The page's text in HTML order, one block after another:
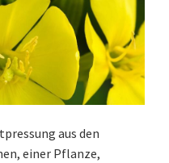
aus den
einer Pflanze,